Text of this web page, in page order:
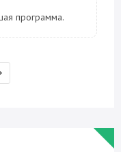
программа.